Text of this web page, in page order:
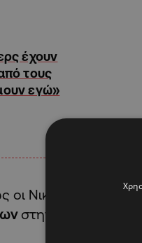
έχουν
τους
εγώ»
οι Νικς με τους
στην ιστορία τους